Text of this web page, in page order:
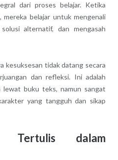
dari proses belajar. Ketika
mereka belajar untuk mengenali
alternatif, dan mengasah
kesuksesan tidak datang secara
dan refleksi. Ini adalah
lewat buku teks, namun sangat
yang tangguh dan sikap
Tertulis dalam